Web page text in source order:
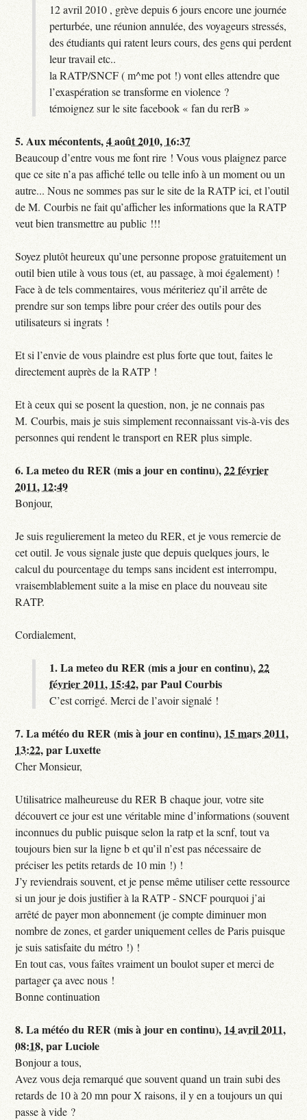
12 avril 2010 , grève depuis 6 jours encore une journée
perturbée, une réunion annulée, des voyageurs stressés,
des étudiants qui ratent leurs cours, des gens qui perdent
leur travail etc..
la RATP/SNCF ( m^me pot !) vont elles attendre que
l’exaspération se transforme en violence ?
témoignez sur le site facebook « fan du rerB »
5.Aux mécontents,4 août 2010, 16:37
Beaucoup d’entre vous me font rire ! Vous vous plaignez parce
que ce site n’a pas affiché telle ou telle info à un moment ou un
autre... Nous ne sommes pas sur le site de la RATP ici, et l’outil
de M. Courbis ne fait qu’afficher les informations que la RATP
veut bien transmettre au public !!!
Soyez plutôt heureux qu’une personne propose gratuitement un
outil bien utile à vous tous (et, au passage, à moi également) !
Face à de tels commentaires, vous mériteriez qu’il arrête de
prendre sur son temps libre pour créer des outils pour des
utilisateurs si ingrats !
Et si l’envie de vous plaindre est plus forte que tout, faites le
directement auprès de la RATP !
Et à ceux qui se posent la question, non, je ne connais pas
M. Courbis, mais je suis simplement reconnaissant vis-à-vis des
personnes qui rendent le transport en RER plus simple.
6.La meteo du RER (mis a jour en continu),22 février
2011, 12:49
Bonjour,
Je suis regulierement la meteo du RER, et je vous remercie de
cet outil. Je vous signale juste que depuis quelques jours, le
calcul du pourcentage du temps sans incident est interrompu,
vraisemblablement suite a la mise en place du nouveau site
RATP.
Cordialement,
1.La meteo du RER (mis a jour en continu),22
février 2011, 15:42,parPaul Courbis
C’est corrigé. Merci de l’avoir signalé !
7.La météo du RER (mis à jour en continu), 15 mars 2011,
13:22,parLuxette
Cher Monsieur,
Utilisatrice malheureuse du RER B chaque jour, votre site
découvert ce jour est une véritable mine d’informations (souvent
inconnues du public puisque selon la ratp et la scnf, tout va
toujours bien sur la ligne b et qu’il n’est pas nécessaire de
préciser les petits retards de 10 min !) !
J’y reviendrais souvent, et je pense même utiliser cette ressource
si un jour je dois justifier à la RATP - SNCF pourquoi j’ai
arrêté de payer mon abonnement (je compte diminuer mon
nombre de zones, et garder uniquement celles de Paris puisque
je suis satisfaite du métro !) !
En tout cas, vous faîtes vraiment un boulot super et merci de
partager ça avec nous !
Bonne continuation
8.La météo du RER (mis à jour en continu), 14 avril 2011,
08:18,parLuciole
Bonjour a tous,
Avez vous deja remarqué que souvent quand un train subi des
retards de 10 à 20 mn pour X raisons, il y en a toujours un qui
passe à vide ?